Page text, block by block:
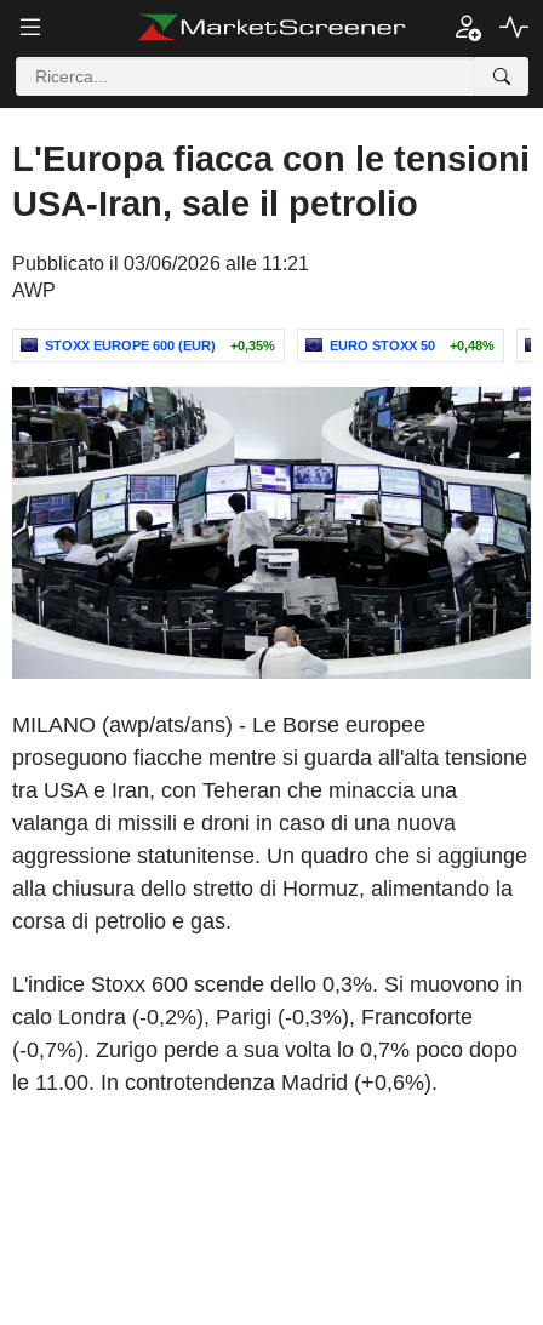
L'Europa fiacca con le tensioni
USA-Iran, sale il petrolio
Pubblicato il 03/06/2026 alle 11:21
AWP
STOXX EUROPE 600 (EUR) +0,35% EURO STOXX 50 +0,48%
MILANO (awp/ats/ans) - Le Borse europee
proseguono fiacche mentre si guarda all'alta tensione
tra USA e Iran, con Teheran che minaccia una
valanga di missili e droni in caso di una nuova
aggressione statunitense. Un quadro che si aggiunge
alla chiusura dello stretto di Hormuz, alimentando la
corsa di petrolio e gas.
L'indice Stoxx 600 scende dello 0,3%. Si muovono in
calo Londra (-0,2%), Parigi (-0,3%), Francoforte
(-0,7%). Zurigo perde a sua volta lo 0,7% poco dopo
le 11.00. In controtendenza Madrid (+0,6%).